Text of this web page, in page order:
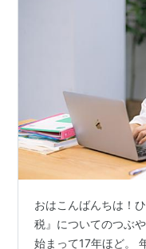
おはこんばんちは！
税』についてのつぶ
始まって17年ほど。